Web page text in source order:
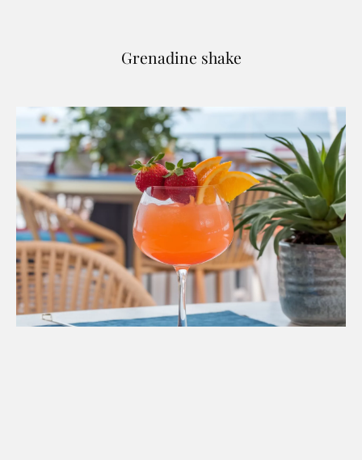
Grenadine shake